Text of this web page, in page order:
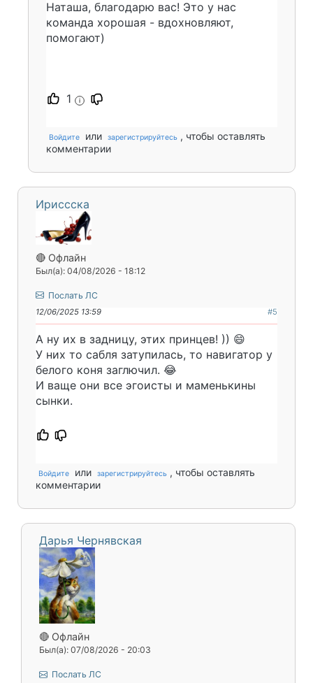
Наташа, благодарю вас! Это у нас
команда хорошая - вдохновляют,
помогают)
1 i
Войдите или зарегистрируйтесь , чтобы оставлять
комментарии
Ириссска
🔴 Офлайн
Был(а): 04/08/2026 - 18:12
Послать ЛС
12/06/2025 13:59 #5
А ну их в задницу, этих принцев! )) 😄
У них то сабля затупилась, то навигатор у
белого коня заглючил. 😂
И ваще они все эгоисты и маменькины
сынки.
Войдите или зарегистрируйтесь , чтобы оставлять
комментарии
Дарья Чернявская
🔴 Офлайн
Был(а): 07/08/2026 - 20:03
Послать ЛС